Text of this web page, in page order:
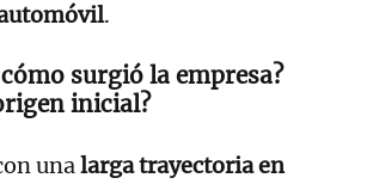
.
surgió la empresa?
inicial?
unalarga trayectoria en